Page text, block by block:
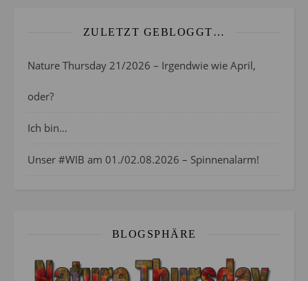
ZULETZT GEBLOGGT…
Nature Thursday 21/2026 – Irgendwie wie April,
oder?
Ich bin…
Unser #WIB am 01./02.08.2026 – Spinnenalarm!
BLOGSPHÄRE